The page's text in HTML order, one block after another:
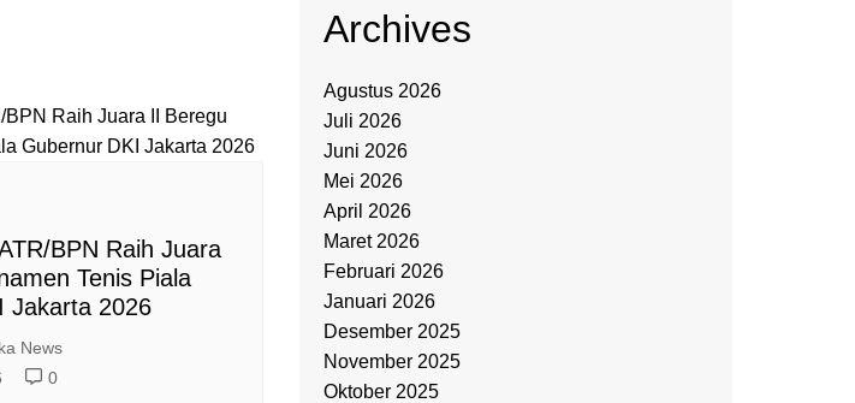
BPN Raih Juara
Tenis Piala
Jakarta 2026
News
0
Archives
Agustus 2026
Juli 2026
Juni 2026
Mei 2026
April 2026
Maret 2026
Februari 2026
Januari 2026
Desember 2025
November 2025
Oktober 2025